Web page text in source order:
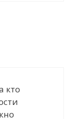
кто